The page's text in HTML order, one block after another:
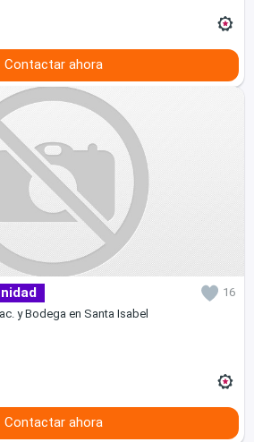
Contactar ahora
16
y Bodega en Santa Isabel
Contactar ahora